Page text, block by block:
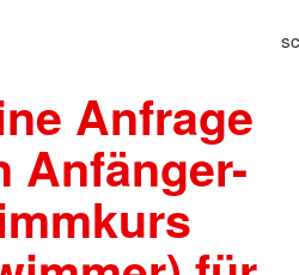
Anfrage
Anfänger-